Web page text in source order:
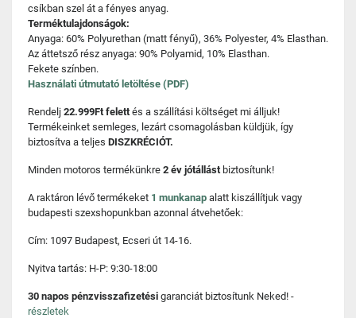
csíkban szel át a fényes anyag.
Terméktulajdonságok:
Anyaga: 60% Polyurethan (matt fényű), 36% Polyester, 4% Elasthan.
Az áttetsző rész anyaga: 90% Polyamid, 10% Elasthan.
Fekete színben.
Használati útmutató letöltése (PDF)
Rendelj 22.999Ft felettés a szállítási költséget mi álljuk!
Termékeinket semleges, lezárt csomagolásban küldjük, így
biztosítva a teljes DISZKRÉCIÓT.
Minden motoros termékünkre 2 év jótállást biztosítunk!
A raktáron lévő termékeket 1 munkanap alatt kiszállítjuk vagy
budapesti szexshopunkban azonnal átvehetőek:
Cím: 1097 Budapest, Ecseri út 14-16.
Nyitva tartás: H-P: 9:30-18:00
30 napos pénzvisszafizetési garanciát biztosítunk Neked! -
részletek